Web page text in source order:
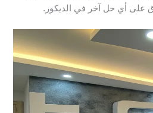
على أي حل آخر في الديكور.